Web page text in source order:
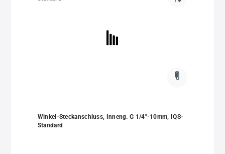
Winkel-Steckanschluss, Inneng. G 1/4"-10mm, IQS-
Standard